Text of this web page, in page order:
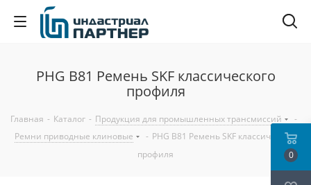
PHG B81 Ремень SKF классического
профиля
Главная - Каталог - Продукция для промышленных трансмиссий
-
Ремни приводные клиновые
- PHG B81 Ремень SKF классического
профиля
0